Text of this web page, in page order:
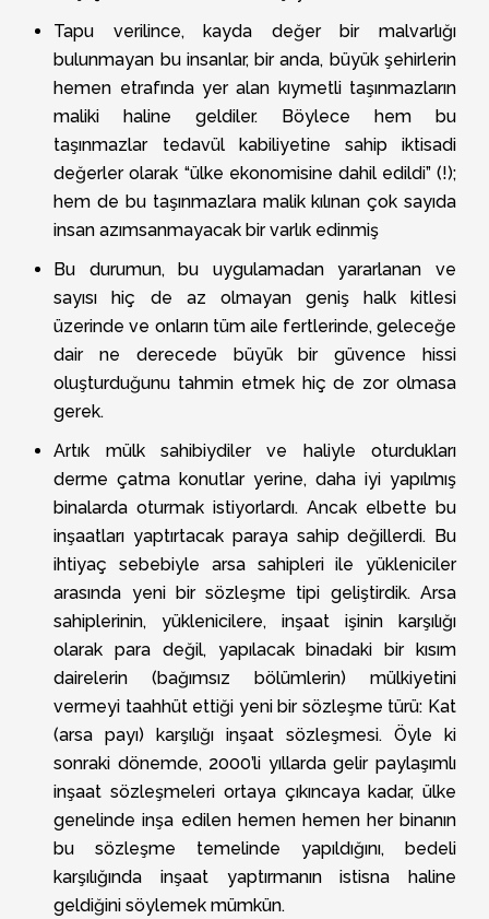
Tapu verilince, kayda değer bir malvarlığı
bulunmayan bu insanlar, bir anda, büyük şehirlerin
hemen etrafında yer alan kıymetli taşınmazların
maliki haline geldiler. Böylece hem bu
taşınmazlar tedavül kabiliyetine sahip iktisadi
değerler olarak “ülke ekonomisine dahil edildi” (!);
hem de bu taşınmazlara malik kılınan çok sayıda
insan azımsanmayacak bir varlık edinmiş
Bu durumun, bu uygulamadan yararlanan ve
sayısı hiç de az olmayan geniş halk kitlesi
üzerinde ve onların tüm aile fertlerinde, geleceğe
dair ne derecede büyük bir güvence hissi
oluşturduğunu tahmin etmek hiç de zor olmasa
gerek.
Artık mülk sahibiydiler ve haliyle oturdukları
derme çatma konutlar yerine, daha iyi yapılmış
binalarda oturmak istiyorlardı. Ancak elbette bu
inşaatları yaptırtacak paraya sahip değillerdi. Bu
ihtiyaç sebebiyle arsa sahipleri ile yükleniciler
arasında yeni bir sözleşme tipi geliştirdik. Arsa
sahiplerinin, yüklenicilere, inşaat işinin karşılığı
olarak para değil, yapılacak binadaki bir kısım
dairelerin (bağımsız bölümlerin) mülkiyetini
vermeyi taahhüt ettiği yeni bir sözleşme türü: Kat
(arsa payı) karşılığı inşaat sözleşmesi. Öyle ki
sonraki dönemde, 2000’li yıllarda gelir paylaşımlı
inşaat sözleşmeleri ortaya çıkıncaya kadar, ülke
genelinde inşa edilen hemen hemen her binanın
bu sözleşme temelinde yapıldığını, bedeli
karşılığında inşaat yaptırmanın istisna haline
geldiğini söylemek mümkün.